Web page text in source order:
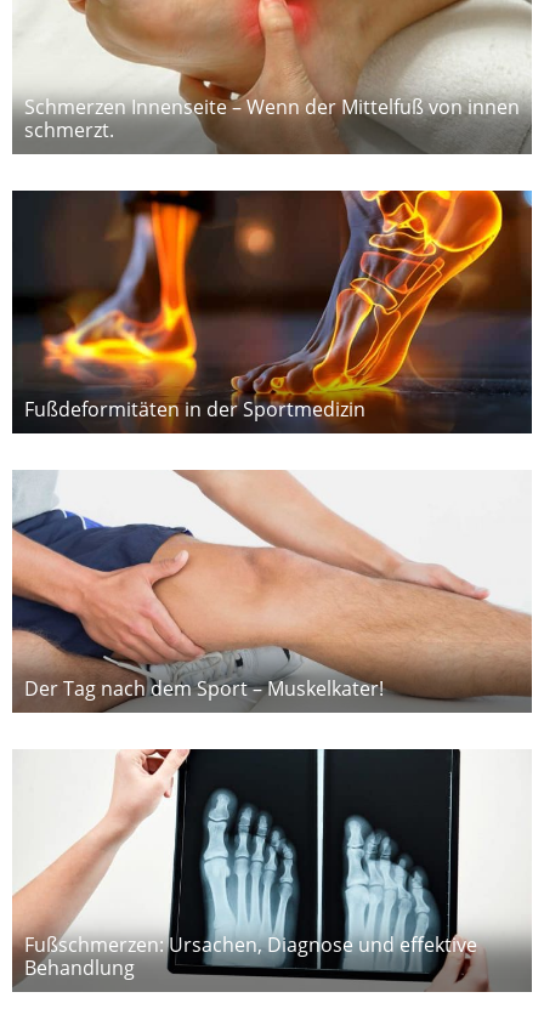
Schmerzen Innenseite – Wenn der Mittelfuß von innen
schmerzt.
Fußdeformitäten in der Sportmedizin
Der Tag nach dem Sport – Muskelkater!
Fußschmerzen: Ursachen, Diagnose und effektive
Behandlung